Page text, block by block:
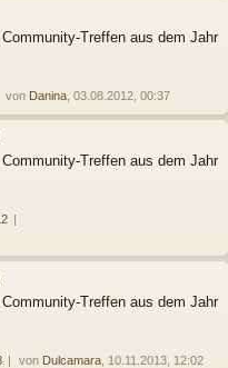
Treffen aus dem Jahr
von Danina , 03.08.2012, 00:37
Treffen aus dem Jahr
Treffen aus dem Jahr
von Dulcamara , 10.11.2013, 12:02